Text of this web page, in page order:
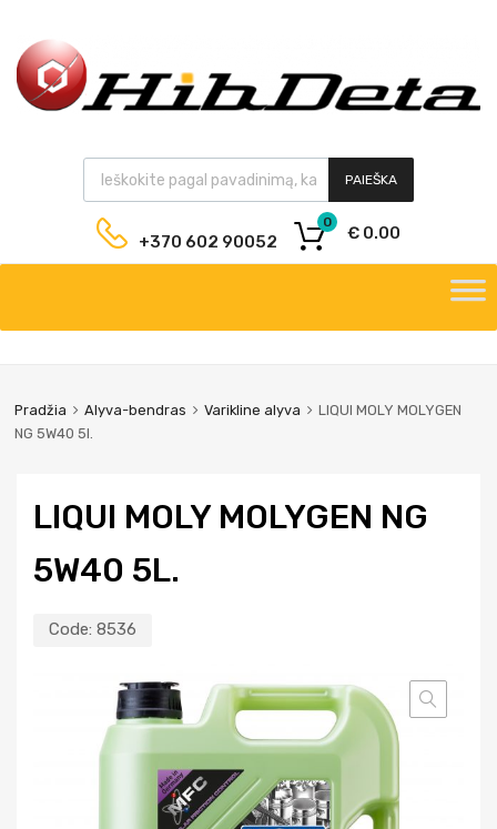
PAIEŠKA
+370 602 90052 € 0.00
0
Pradžia Alyva-bendras Varikline alyva
LIQUI MOLY MOLYGEN
NG 5W40 5l.
LIQUI MOLY MOLYGEN NG
5W40 5L.
Code: 8536